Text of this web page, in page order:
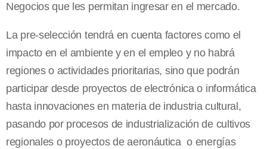
Negocios que les permitan ingresar en el mercado.
La pre-selección tendrá en cuenta factores como el
impacto en el ambiente y en el empleo y no habrá
regiones o actividades prioritarias, sino que podrán
participar desde proyectos de electrónica o informática
hasta innovaciones en materia de industria cultural,
pasando por procesos de industrialización de cultivos
regionales o proyectos de aeronáutica o energías